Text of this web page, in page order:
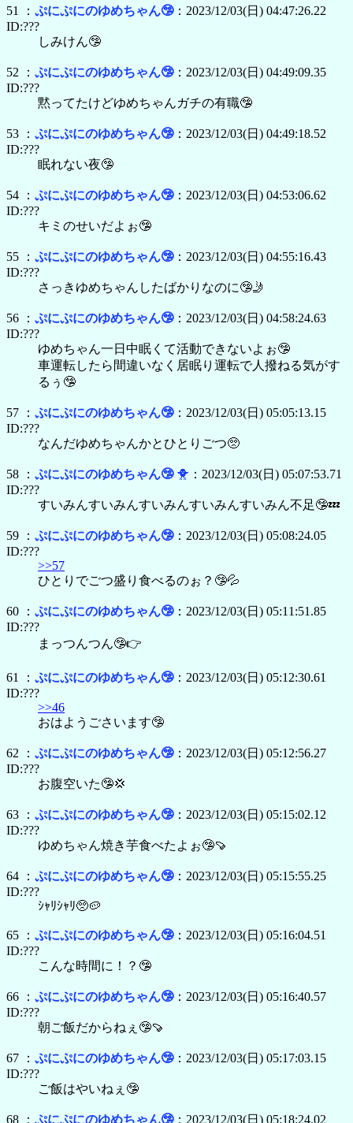
51 ： ぷにぷにのゆめちゃん🤥：2023/12/03(日) 04:47:26.22
ID:???
しみけん🤥
52 ： ぷにぷにのゆめちゃん🤥：2023/12/03(日) 04:49:09.35
ID:???
黙ってたけどゆめちゃんガチの有職🤥
53 ： ぷにぷにのゆめちゃん🤥：2023/12/03(日) 04:49:18.52
ID:???
眠れない夜🤥
54 ： ぷにぷにのゆめちゃん🤥：2023/12/03(日) 04:53:06.62
ID:???
キミのせいだよぉ🤥
55 ： ぷにぷにのゆめちゃん🤥：2023/12/03(日) 04:55:16.43
ID:???
さっきゆめちゃんしたばかりなのに🤥🤳
56 ： ぷにぷにのゆめちゃん🤥：2023/12/03(日) 04:58:24.63
ID:???
ゆめちゃん一日中眠くて活動できないよぉ🤥
車運転したら間違いなく居眠り運転で人撥ねる気がす
るぅ🤥
57 ： ぷにぷにのゆめちゃん🤥：2023/12/03(日) 05:05:13.15
ID:???
なんだゆめちゃんかとひとりごつ🥺
58 ： ぷにぷにのゆめちゃん🤥 🐥 ：2023/12/03(日) 05:07:53.71
ID:???
すいみんすいみんすいみんすいみんすいみん不足🤥💤
59 ： ぷにぷにのゆめちゃん🤥：2023/12/03(日) 05:08:24.05
ID:???
>>57
ひとりでごつ盛り食べるのぉ？🤥💦
60 ： ぷにぷにのゆめちゃん🤥：2023/12/03(日) 05:11:51.85
ID:???
まっつんつん🤥👉
61 ： ぷにぷにのゆめちゃん🤥：2023/12/03(日) 05:12:30.61
ID:???
>>46
おはようごさいます🤥
62 ： ぷにぷにのゆめちゃん🤥：2023/12/03(日) 05:12:56.27
ID:???
お腹空いた🤥💢
63 ： ぷにぷにのゆめちゃん🤥：2023/12/03(日) 05:15:02.12
ID:???
ゆめちゃん焼き芋食べたよぉ🤥🍠
64 ： ぷにぷにのゆめちゃん🤥：2023/12/03(日) 05:15:55.25
ID:???
ｼｬﾘｼｬﾘ🥺🥔
65 ： ぷにぷにのゆめちゃん🤥：2023/12/03(日) 05:16:04.51
ID:???
こんな時間に！？🤥
66 ： ぷにぷにのゆめちゃん🤥：2023/12/03(日) 05:16:40.57
ID:???
朝ご飯だからねぇ🤥🍠
67 ： ぷにぷにのゆめちゃん🤥：2023/12/03(日) 05:17:03.15
ID:???
ご飯はやいねぇ🤥
68 ： ぷにぷにのゆめちゃん🤥：2023/12/03(日) 05:18:24.02